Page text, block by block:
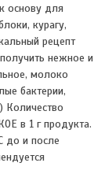
основу для
курагу,
рецепт
нежное и
молоко
бактерии,
Количество
в 1 г продукта.
до и после